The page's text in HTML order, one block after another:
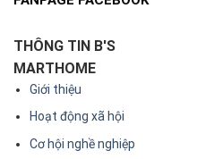
THÔNG TIN B'S
MARTHOME
Giới thiệu
Hoạt động xã hội
Cơ hội nghề nghiệp